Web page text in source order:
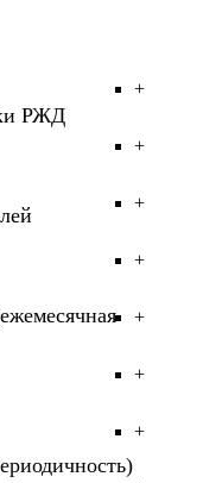
РЖД
+
+
+
+
+
+
+